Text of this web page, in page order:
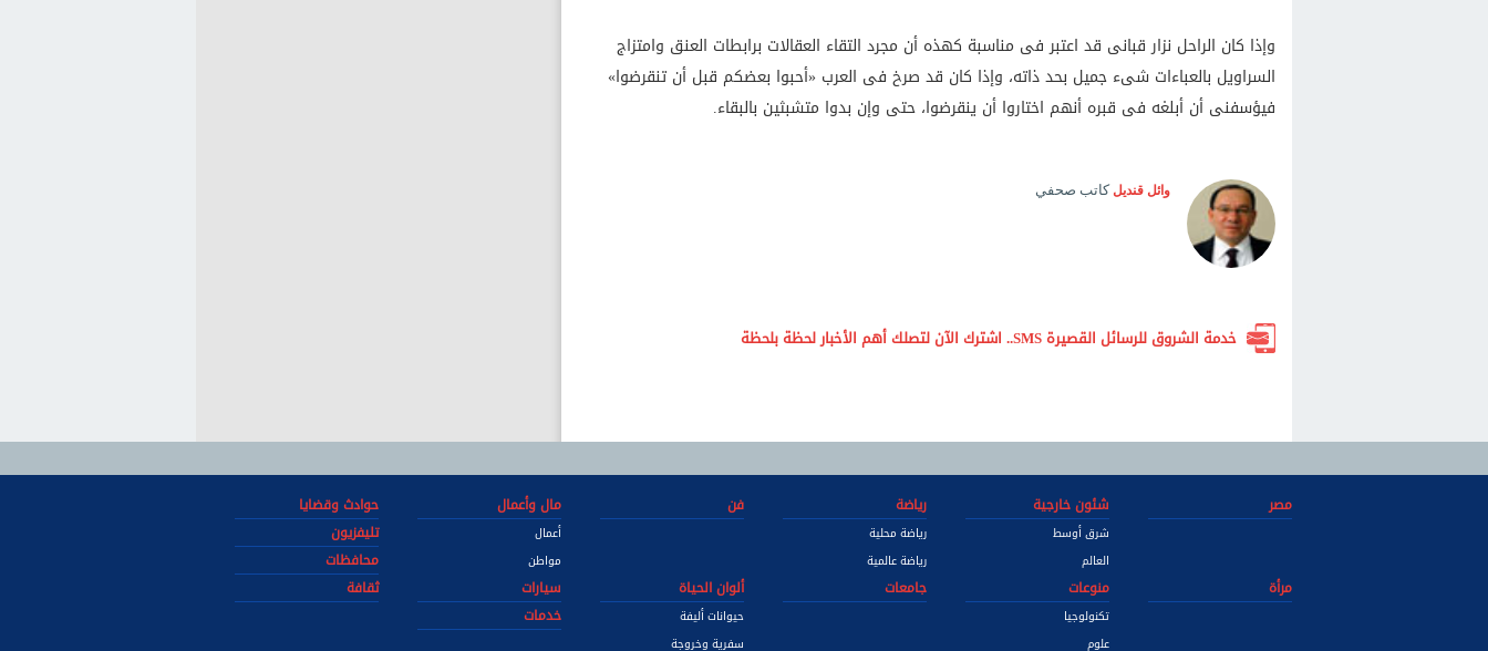
وإذا كان الراحل نزار قبانى قد اعتبر فى مناسبة كهذه أن مجرد التقاء العقالات برابطات العنق وامتزاج
السراويل بالعباءات شىء جميل بحد ذاته، وإذا كان قد صرخ فى العرب «أحبوا بعضكم قبل أن تنقرضوا»
فيؤسفنى أن أبلغه فى قبره أنهم اختاروا أن ينقرضوا، حتى وإن بدوا متشبثين بالبقاء.
وائل قنديل كاتب صحفي
خدمة الشروق للرسائل القصيرة SMS.. اشترك الآن لتصلك أهم الأخبار لحظة بلحظة
مصر شئون خارجية
شرق أوسط
العالم
رياضة
رياضة محلية
رياضة عالمية
فن مال وأعمال
أعمال
مواطن
حوادث وقضايا
تليفزيون
محافظات
مرأة
منوعات
تكنولوجيا
علوم
جامعات ألوان الحياة
حيوانات أليفة
سفرية وخروجة
سيارات
ثقافة
خدمات